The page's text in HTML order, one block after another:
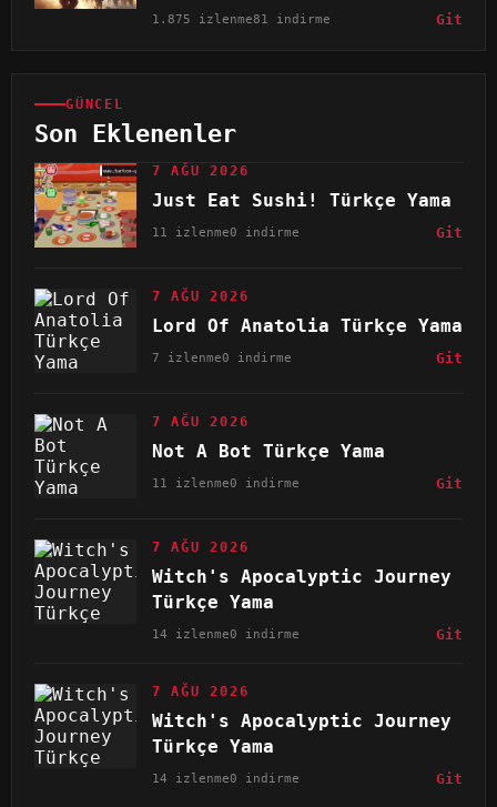
1.875 izlenme81 indirme Git
GÜNCEL
Son Eklenenler
7 AĞU 2026
Just Eat Sushi! Türkçe Yama
11 izlenme0 indirme Git
7 AĞU 2026
Lord Of Anatolia Türkçe Yama
7 izlenme0 indirme Git
7 AĞU 2026
Not A Bot Türkçe Yama
11 izlenme0 indirme Git
7 AĞU 2026
Witch's Apocalyptic Journey
Türkçe Yama
14 izlenme0 indirme Git
7 AĞU 2026
Witch's Apocalyptic Journey
Türkçe Yama
14 izlenme0 indirme Git